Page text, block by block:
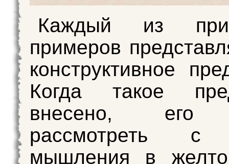
Каждый из
примеров
конструктивное
Когда такое
внесено, его
рассмотреть с
мышления в